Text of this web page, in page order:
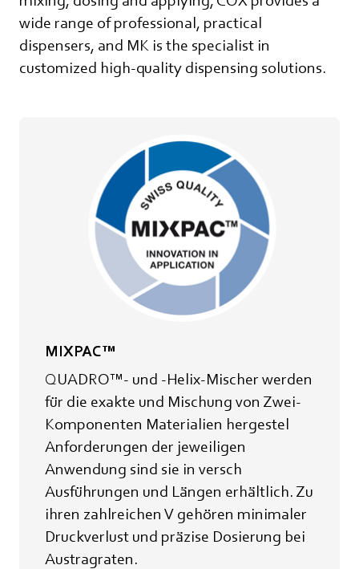
wide range of professional, practical
dispensers, and MK is the specialist in
customized high-quality dispensing solutions.
MIXPAC™
QUADRO™- und -Helix-Mischer werden
für die exakte und Mischung von Zwei-
Komponenten Materialien hergestel
Anforderungen der jeweiligen
Anwendung sind sie in versch
Ausführungen und Längen erhältlich. Zu
ihren zahlreichen V gehören minimaler
Druckverlust und präzise Dosierung bei
Austragraten.